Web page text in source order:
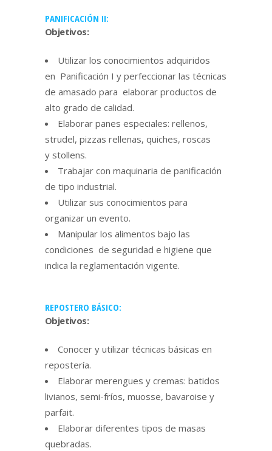
PANIFICACIÓN II:
Objetivos:
Utilizar los conocimientos adquiridos
en Panificación I y perfeccionar las técnicas
de amasado para elaborar productos de
alto grado de calidad.
Elaborar panes especiales: rellenos,
strudel, pizzas rellenas, quiches, roscas
y stollens.
Trabajar con maquinaria de panificación
de tipo industrial.
Utilizar sus conocimientos para
organizar un evento.
Manipular los alimentos bajo las
condiciones de seguridad e higiene que
indica la reglamentación vigente.
REPOSTERO BÁSICO:
Objetivos:
Conocer y utilizar técnicas básicas en
repostería.
Elaborar merengues y cremas: batidos
livianos, semi-fríos, muosse, bavaroise y
parfait.
Elaborar diferentes tipos de masas
quebradas.